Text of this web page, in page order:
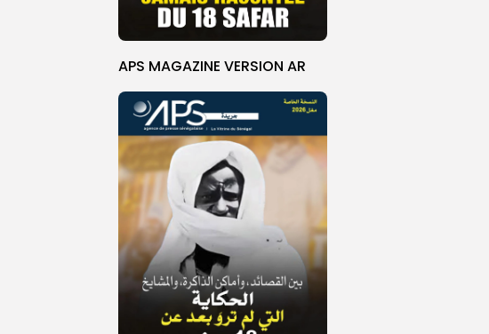
APS MAGAZINE VERSION AR